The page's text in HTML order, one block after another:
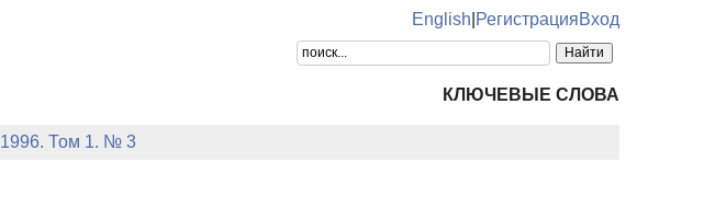
English РегистрацияВход
КЛЮЧЕВЫЕ СЛОВА
1996. Том 1. № 3